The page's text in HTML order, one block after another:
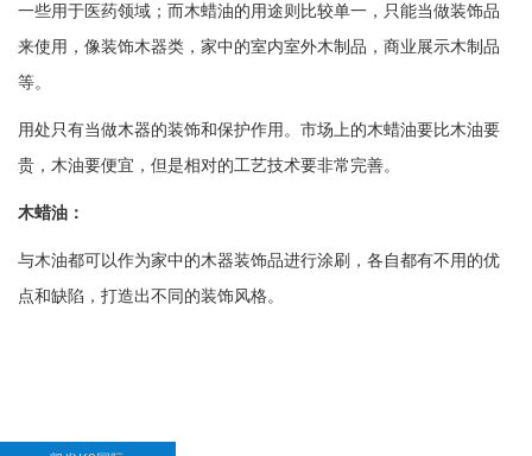
一些用于医药领域；而木蜡油的用途则比较单一，只能当做装饰品
来使用，像装饰木器类，家中的室内室外木制品，商业展示木制品
等。
用处只有当做木器的装饰和保护作用。市场上的木蜡油要比木油要
贵，木油要便宜，但是相对的工艺技术要非常完善。
木蜡油：
与木油都可以作为家中的木器装饰品进行涂刷，各自都有不用的优
点和缺陷，打造出不同的装饰风格。